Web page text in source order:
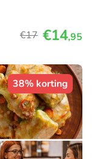
€17 €14,95
38% korting